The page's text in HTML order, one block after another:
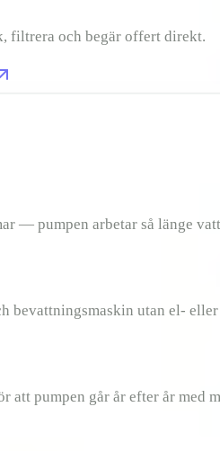
filtrera och begär offert direkt.
— pumpen arbetar så länge
bevattningsmaskin utan el-
att pumpen går år efter år med